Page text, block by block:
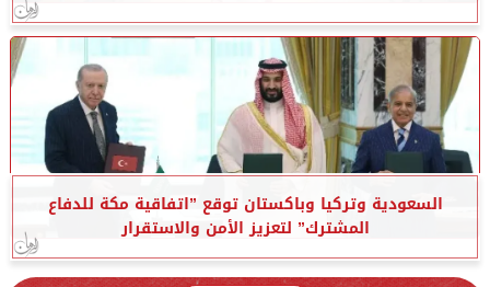
السعودية وتركيا وباكستان توقع ”اتفاقية مكة للدفاع
المشترك” لتعزيز الأمن والاستقرار